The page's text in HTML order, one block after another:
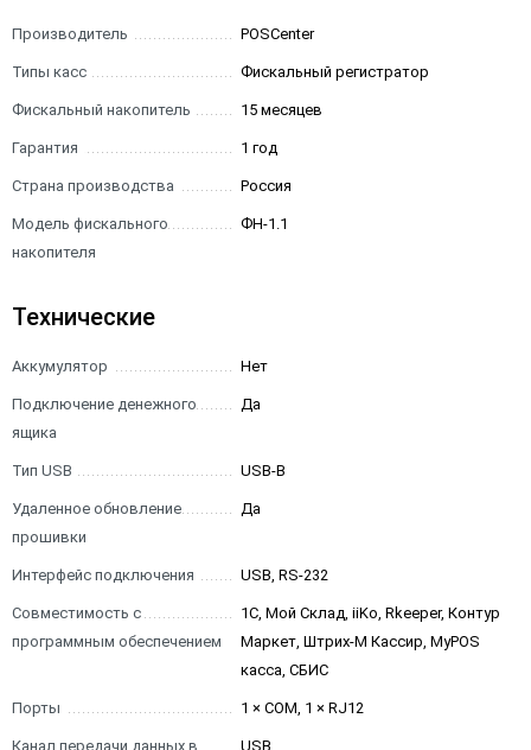
Производитель POSCenter
Типы касс Фискальный регистратор
Фискальный накопитель 15 месяцев
Гарантия 1 год
Страна производства Россия
Модель фискального
накопителя
ФН-1.1
Технические
Аккумулятор Нет
Подключение денежного
ящика
Да
Тип USB USB-B
Удаленное обновление
прошивки
Да
Интерфейс подключения USB, RS-232
Совместимость с
программным обеспечением
1С, Мой Склад, iiKo, Rkeeper, Контур
Маркет, Штрих-М Кассир, MyPOS
касса, СБИС
Порты 1 × COM, 1 × RJ12
Канал передачи данных в USB